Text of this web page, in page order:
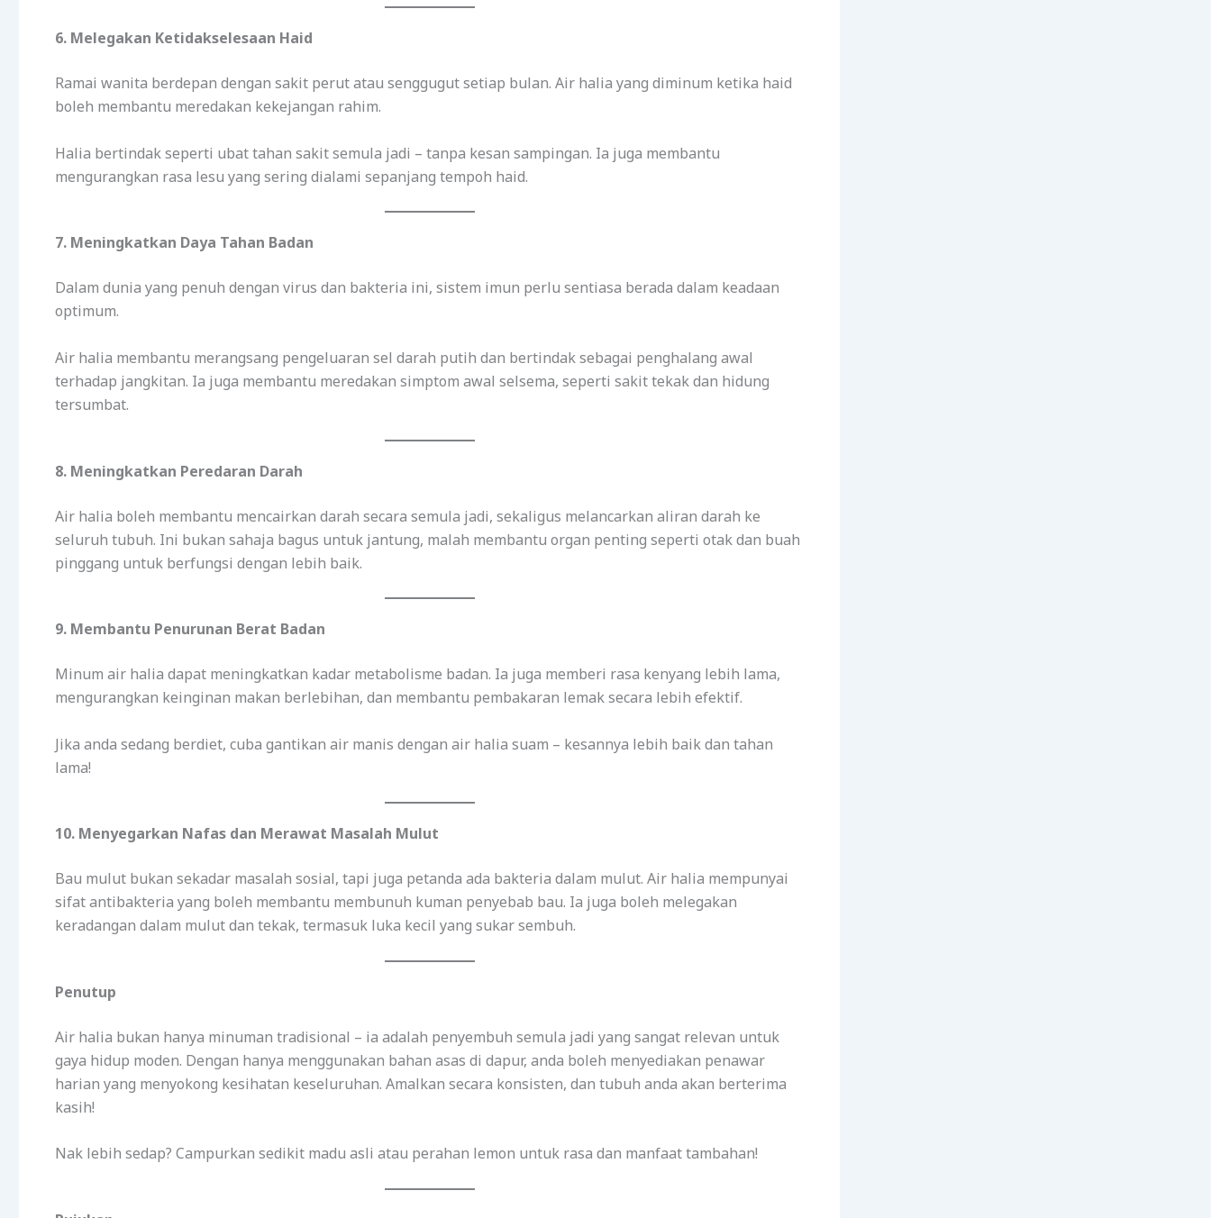
6. Melegakan Ketidakselesaan Haid
Ramai wanita berdepan dengan sakit perut atau senggugut setiap bulan. Air halia yang diminum ketika haid
boleh membantu meredakan kekejangan rahim.
Halia bertindak seperti ubat tahan sakit semula jadi – tanpa kesan sampingan. Ia juga membantu
mengurangkan rasa lesu yang sering dialami sepanjang tempoh haid.
7. Meningkatkan Daya Tahan Badan
Dalam dunia yang penuh dengan virus dan bakteria ini, sistem imun perlu sentiasa berada dalam keadaan
optimum.
Air halia membantu merangsang pengeluaran sel darah putih dan bertindak sebagai penghalang awal
terhadap jangkitan. Ia juga membantu meredakan simptom awal selsema, seperti sakit tekak dan hidung
tersumbat.
8. Meningkatkan Peredaran Darah
Air halia boleh membantu mencairkan darah secara semula jadi, sekaligus melancarkan aliran darah ke
seluruh tubuh. Ini bukan sahaja bagus untuk jantung, malah membantu organ penting seperti otak dan buah
pinggang untuk berfungsi dengan lebih baik.
9. Membantu Penurunan Berat Badan
Minum air halia dapat meningkatkan kadar metabolisme badan. Ia juga memberi rasa kenyang lebih lama,
mengurangkan keinginan makan berlebihan, dan membantu pembakaran lemak secara lebih efektif.
Jika anda sedang berdiet, cuba gantikan air manis dengan air halia suam – kesannya lebih baik dan tahan
lama!
10. Menyegarkan Nafas dan Merawat Masalah Mulut
Bau mulut bukan sekadar masalah sosial, tapi juga petanda ada bakteria dalam mulut. Air halia mempunyai
sifat antibakteria yang boleh membantu membunuh kuman penyebab bau. Ia juga boleh melegakan
keradangan dalam mulut dan tekak, termasuk luka kecil yang sukar sembuh.
Penutup
Air halia bukan hanya minuman tradisional – ia adalah penyembuh semula jadi yang sangat relevan untuk
gaya hidup moden. Dengan hanya menggunakan bahan asas di dapur, anda boleh menyediakan penawar
harian yang menyokong kesihatan keseluruhan. Amalkan secara konsisten, dan tubuh anda akan berterima
kasih!
Nak lebih sedap? Campurkan sedikit madu asli atau perahan lemon untuk rasa dan manfaat tambahan!